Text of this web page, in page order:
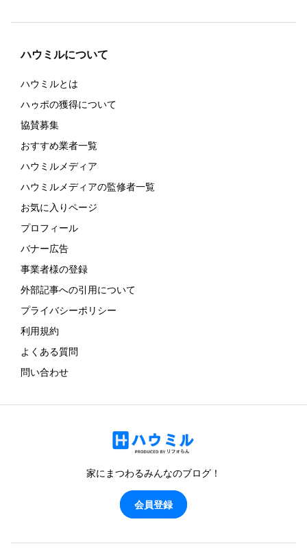
ハウミルについて
ハウミルとは
ハゥポの獲得について
協賛募集
おすすめ業者一覧
ハウミルメディア
ハウミルメディアの監修者一覧
お気に入りページ
プロフィール
バナー広告
事業者様の登録
外部記事への引用について
プライバシーポリシー
利用規約
よくある質問
問い合わせ
家にまつわるみんなのブログ！
会員登録